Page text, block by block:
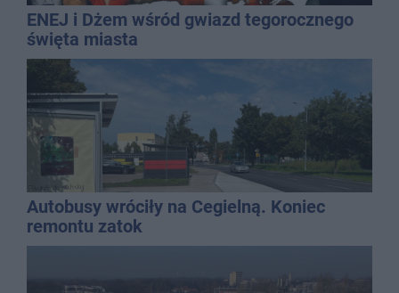
ENEJ i Dżem wśród gwiazd tegorocznego
święta miasta
Autobusy wróciły na Cegielną. Koniec
remontu zatok